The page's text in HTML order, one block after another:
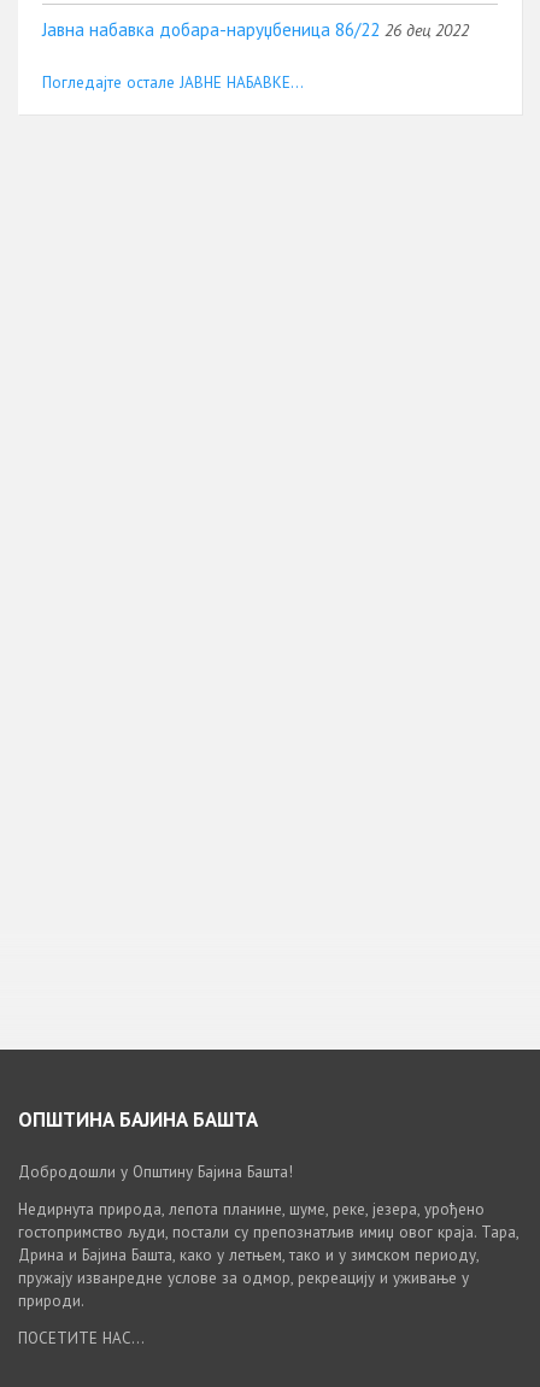
Јавна набавка добара-наруџбеница 86/22 26 дец 2022
Погледајте остале ЈАВНЕ НАБАВКЕ...
ОПШТИНА БАЈИНА БАШТА
Добродошли у Општину Бајина Башта!
Недирнута природа, лепота планине, шуме, реке, језера, урођено
гостопримство људи, постали су препознатљив имиџ овог краја. Тара,
Дрина и Бајина Башта, како у летњем, тако и у зимском периоду,
пружају изванредне услове за одмор, рекреацију и уживање у
природи.
ПОСЕТИТЕ НАС...